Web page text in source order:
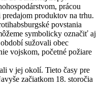
prácou
produktov na trhu.
povstania
symbolicky označiť aj
sužovali obec
vojskom, početné požiare
v jej okolí. Tieto časy pre
začiatkom 18. storočia